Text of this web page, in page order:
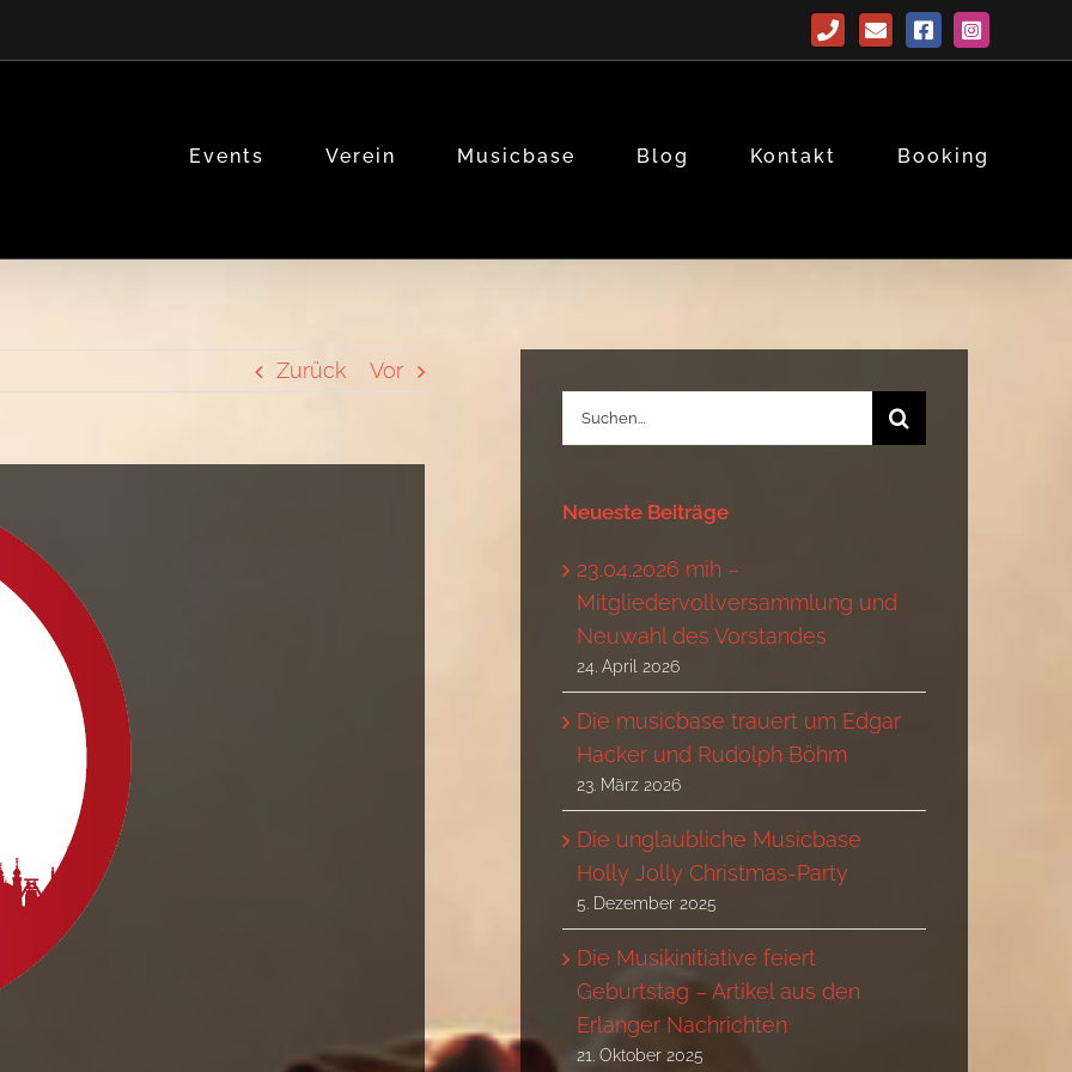
Telefon
E-
Mail
FacebookInstagram
Events Verein Musicbase Blog Kontakt Booking
Zurück
Vor
Suche
nach:
Neueste Beiträge
23.04.2026 mih –
Mitgliedervollversammlung und
Neuwahl des Vorstandes
24. April 2026
Die musicbase trauert um Edgar
Hacker und Rudolph Böhm
23. März 2026
Die unglaubliche Musicbase
Holly Jolly Christmas-Party
5. Dezember 2025
Die Musikinitiative feiert
Geburtstag – Artikel aus den
Erlanger Nachrichten
21. Oktober 2025